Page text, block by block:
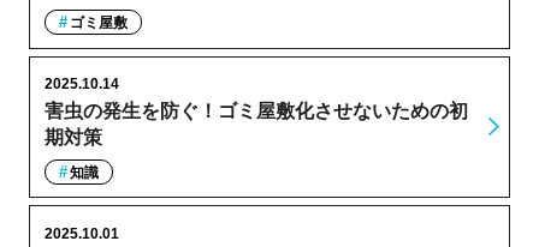
ゴミ屋敷
害虫の発生を防ぐ！ゴミ屋敷化させないための初
期対策
2025.10.14
知識
2025.10.01